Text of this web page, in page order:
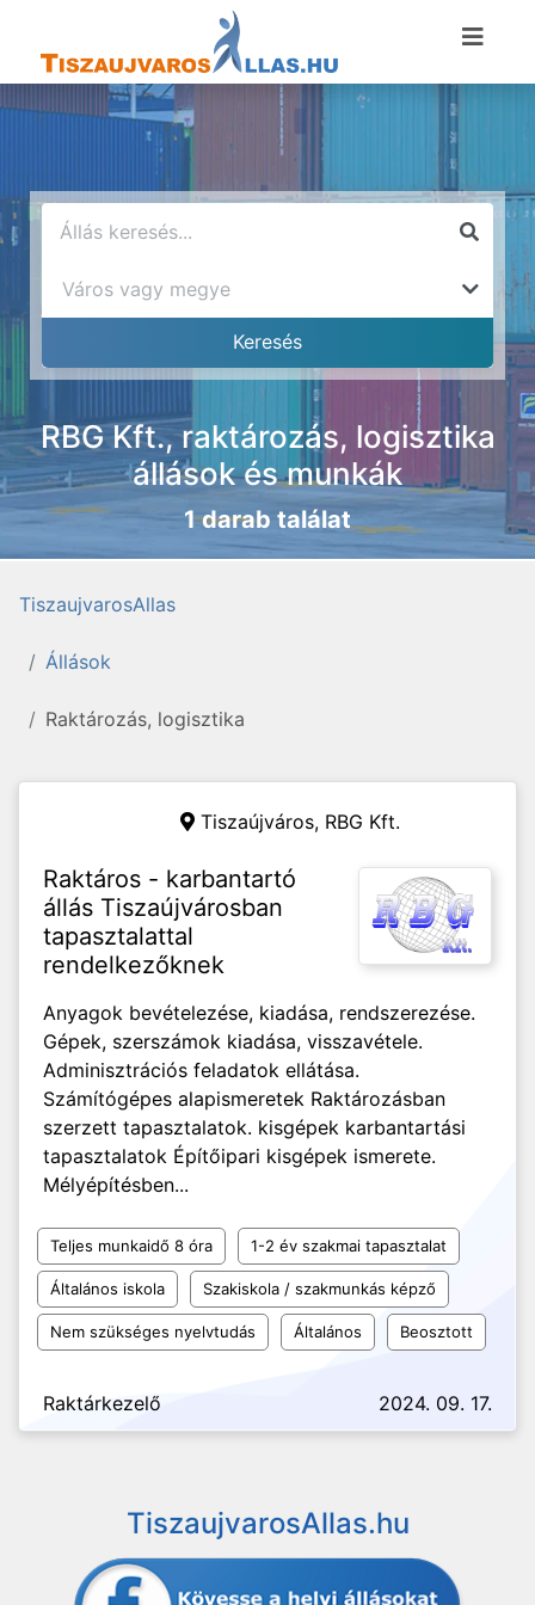
RBG Kft., raktározás, logisztika
állások és munkák
1 darab találat
TiszaujvarosAllas
Állások
Raktározás, logisztika
Tiszaújváros, RBG Kft.
Raktáros - karbantartó
állás Tiszaújvárosban
tapasztalattal
rendelkezőknek
Anyagok bevételezése, kiadása, rendszerezése.
Gépek, szerszámok kiadása, visszavétele.
Adminisztrációs feladatok ellátása.
Számítógépes alapismeretek Raktározásban
szerzett tapasztalatok. kisgépek karbantartási
tapasztalatok Építőipari kisgépek ismerete.
Mélyépítésben...
Teljes munkaidő 8 óra 1-2 év szakmai tapasztalat
Általános iskola Szakiskola / szakmunkás képző
Nem szükséges nyelvtudás Általános Beosztott
Raktárkezelő 2024. 09. 17.
TiszaujvarosAllas.hu